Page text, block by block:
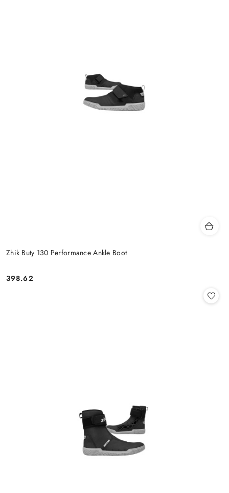
Zhik Buty 130 Performance Ankle Boot
Cena:
398.62